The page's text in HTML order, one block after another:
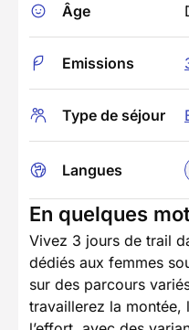
Âge
Emissions
Type de séjour
Langues
En quelques
Vivez 3 jours de trail
dédiés aux femmes
sur des parcours
travaillerez la montée,